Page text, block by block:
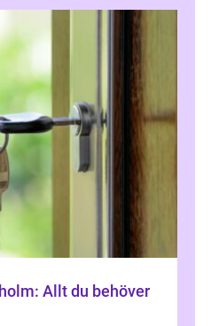
Allt du behöver